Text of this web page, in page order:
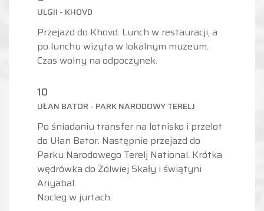
ULGII - KHOVD
Przejazd do Khovd. Lunch w restauracji, a
po lunchu wizyta w lokalnym muzeum.
Czas wolny na odpoczynek.
10
UŁAN BATOR - PARK NARODOWY TERELJ
Po śniadaniu transfer na lotnisko i przelot
do Ułan Bator. Następnie przejazd do
Parku Narodowego Terelj National. Krótka
wędrówka do Żólwiej Skały i świątyni
Ariyabal.
Nocleg w jurtach.